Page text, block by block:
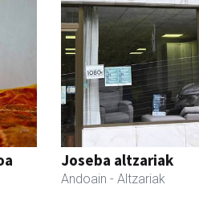
Joseba altzariak
Andoain - Altzariak